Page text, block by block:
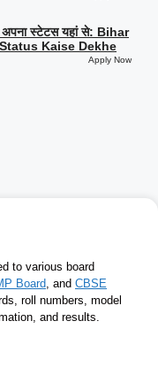
अपना स्टेटस यहां से: Bihar
Kaise Dekhe
Apply Now
to various board
Board, and CBSE
roll numbers, model
and results.